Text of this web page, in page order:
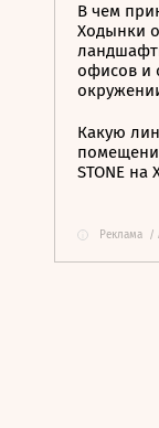
В чем
Ходынки
офисов и
Какую
STONE
Реклама /